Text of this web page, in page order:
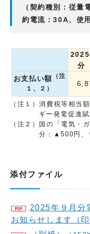
（契約種別：従量
約電流：30A、使
2025
分
お支払い額 （注
１、２）
（注１）消費税等相当
ギー発電促進
（注２）国の「電気・
分：▲500円、
添付ファイル
2025年９月分
お知らせします（印